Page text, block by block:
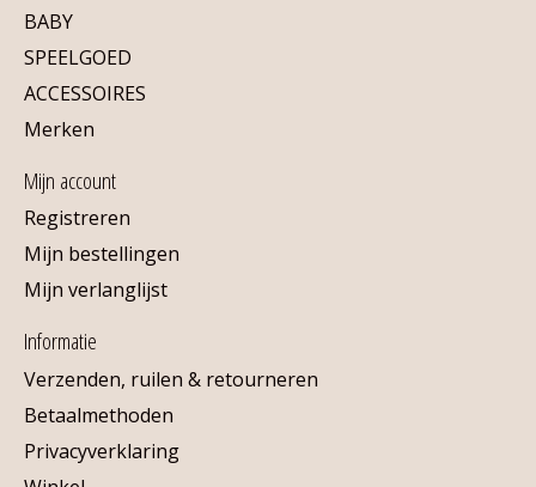
BABY
SPEELGOED
ACCESSOIRES
Merken
Mijn account
Registreren
Mijn bestellingen
Mijn verlanglijst
Informatie
Verzenden, ruilen & retourneren
Betaalmethoden
Privacyverklaring